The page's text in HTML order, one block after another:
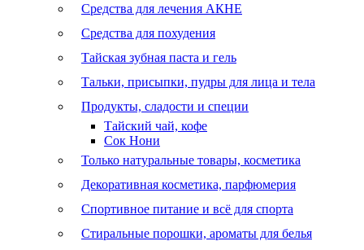
Средства для лечения АКНЕ
Средства для похудения
Тайская зубная паста и гель
Тальки, присыпки, пудры для лица и тела
Продукты, сладости и специи
Тайский чай, кофе
Сок Нони
Только натуральные товары, косметика
Декоративная косметика, парфюмерия
Спортивное питание и всё для спорта
Стиральные порошки, ароматы для белья